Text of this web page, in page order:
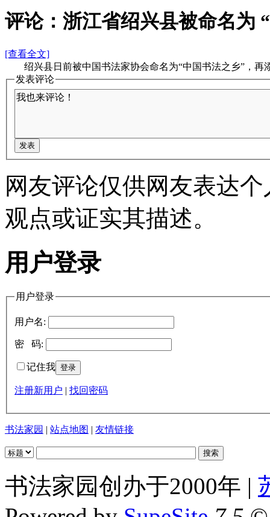
评论：浙江省绍兴县被命名为
[查看全文]
绍兴县日前被中国书法家协会命名为“中国书法之乡”，
发表评论
网友评论仅供网友表达
观点或证实其描述。
用户登录
用户登录
用户名:
密 码:
记住我
注册新用户 | 找回密码
书法家园 | 站点地图 | 友情链接
书法家园创办于2000年 |